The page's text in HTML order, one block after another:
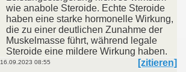
wie anabole Steroide. Echte Steroide
haben eine starke hormonelle Wirkung,
die zu einer deutlichen Zunahme der
Muskelmasse führt, während legale
Steroide eine mildere Wirkung haben.
16.09.2023 08:55
[zitieren]